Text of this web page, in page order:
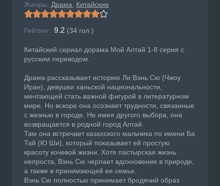
Жанры: Драма Китайские
Рейтинг: 9.2 (34 гол.)
Китайский сериал дорама Мой Алтай 1-8 серия с
русским переводом.
Драма рассказывает историю Ли Вэнь Сю (Чжоу
Иран), девушки ханьской национальности,
мечтающей стать важной фигурой в литературном
мире. Но вскоре она осознает трудности, связанные
с жизнью в городе. Не имея другого выбора, она
возвращается в родной город Алтай.
Там она встречает казахского мальчика по имени Ба
Тай (Ю Ши), который показывает ей простую
красоту кочевой жизни. Хотя пастырская жизнь
непроста, Вэнь Сю черпает вдохновение в природе,
а также в принимающей ее семье.
Вэнь Сю полностью принимает бродячий образ